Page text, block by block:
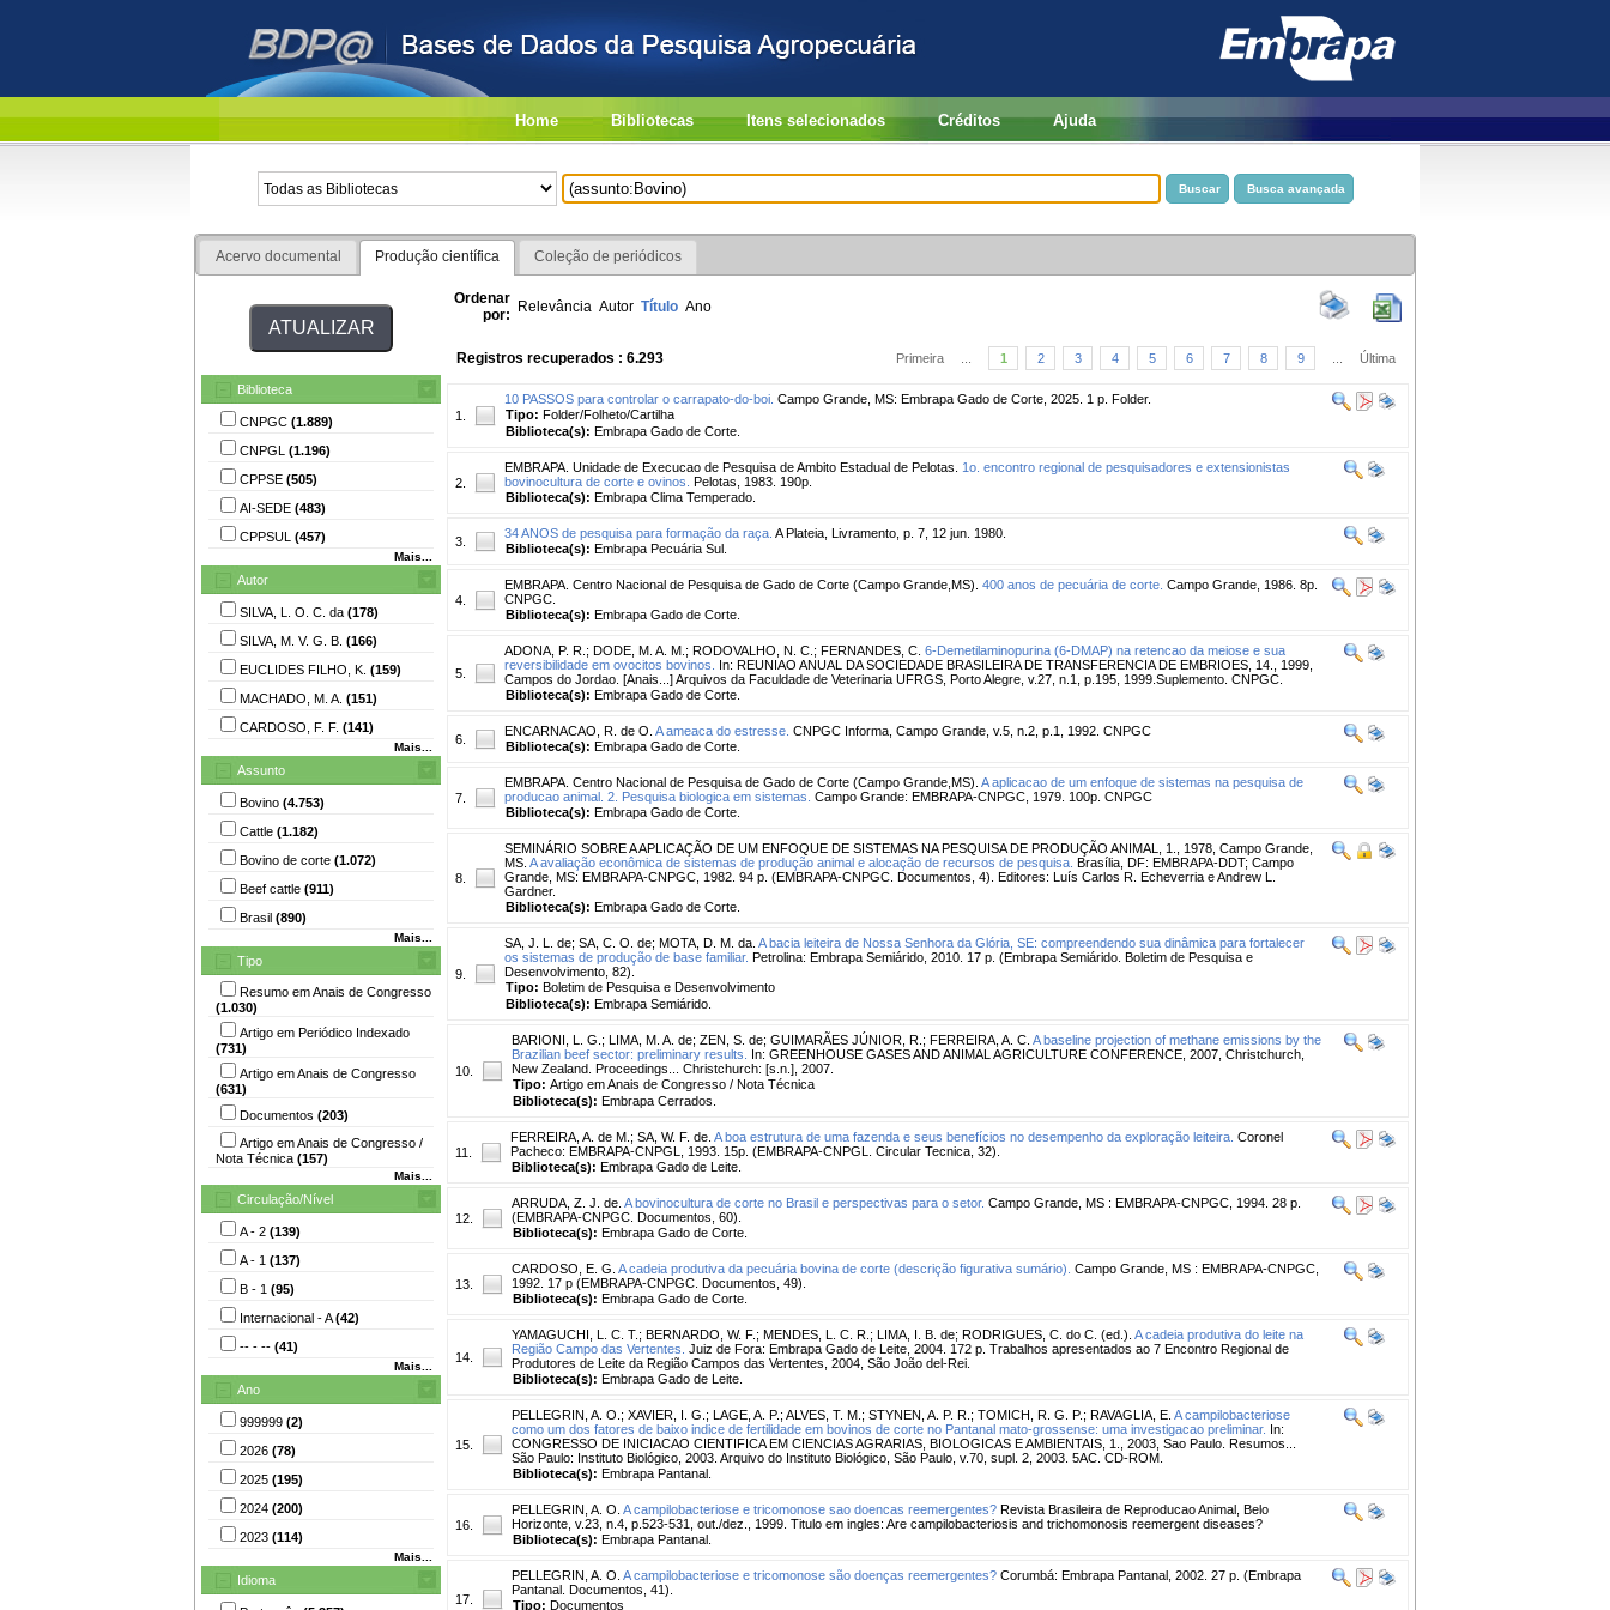
Home Bibliotecas Itens selecionados Créditos Ajuda
Acervo documental Produção científica Coleção de periódicos
Biblioteca
CNPGC (1.889)
CNPGL (1.196)
CPPSE (505)
AI-SEDE (483)
CPPSUL (457)
Mais...
Autor
SILVA, L. O. C. da (178)
SILVA, M. V. G. B. (166)
EUCLIDES FILHO, K. (159)
MACHADO, M. A. (151)
CARDOSO, F. F. (141)
Mais...
Assunto
Bovino (4.753)
Cattle (1.182)
Bovino de corte (1.072)
Beef cattle (911)
Brasil (890)
Mais...
Tipo
Resumo em Anais de Congresso
(1.030)
Artigo em Periódico Indexado
(731)
Artigo em Anais de Congresso
(631)
Documentos (203)
Artigo em Anais de Congresso /
Nota Técnica (157)
Mais...
Circulação/Nível
A - 2 (139)
A - 1 (137)
B - 1 (95)
Internacional - A(42)
-- - -- (41)
Mais...
Ano
999999 (2)
2026 (78)
2025 (195)
2024 (200)
2023 (114)
Mais...
Idioma
Ordenar
por: Relevância Autor Título Ano
Registros recuperados : 6.293 Primeira 1 2 3 4 5 6 7 8 9 Última
1.
10 PASSOS para controlar o carrapato-do-boi. Campo Grande, MS: Embrapa Gado de Corte, 2025. 1 p. Folder.
Tipo: Folder/Folheto/Cartilha
Biblioteca(s): Embrapa Gado de Corte.
2.
EMBRAPA. Unidade de Execucao de Pesquisa de Ambito Estadual de Pelotas.
1o. encontro regional de pesquisadores e extensionistas
bovinocultura de corte e ovinos. Pelotas, 1983. 190p.
Biblioteca(s): Embrapa Clima Temperado.
3.
34 ANOS de pesquisa para formação da raça. A Plateia, Livramento, p. 7, 12 jun. 1980.
Biblioteca(s): Embrapa Pecuária Sul.
4.
EMBRAPA. Centro Nacional de Pesquisa de Gado de Corte (Campo Grande,MS). 400 anos de pecuária de corte. Campo Grande, 1986. 8p.
CNPGC.
Biblioteca(s): Embrapa Gado de Corte.
5.
ADONA, P. R. ; DODE, M. A. M. ; RODOVALHO, N. C. ; FERNANDES, C. 6-Demetilaminopurina (6-DMAP) na retencao da meiose e sua
reversibilidade em ovocitos bovinos.
In: REUNIAO ANUAL DA SOCIEDADE BRASILEIRA DE TRANSFERENCIA DE EMBRIOES, 14., 1999,
Campos do Jordao. [Anais...] Arquivos da Faculdade de Veterinaria UFRGS, Porto Alegre, v.27, n.1, p.195, 1999.Suplemento. CNPGC.
Biblioteca(s): Embrapa Gado de Corte.
6.
ENCARNACAO, R. de O. A ameaca do estresse. CNPGC Informa, Campo Grande, v.5, n.2, p.1, 1992. CNPGC
Biblioteca(s): Embrapa Gado de Corte.
7.
EMBRAPA. Centro Nacional de Pesquisa de Gado de Corte (Campo Grande,MS). A aplicacao de um enfoque de sistemas na pesquisa de
producao animal. 2. Pesquisa biologica em sistemas. Campo Grande: EMBRAPA-CNPGC, 1979. 100p. CNPGC
Biblioteca(s): Embrapa Gado de Corte.
8.
SEMINÁRIO SOBRE A APLICAÇÃO DE UM ENFOQUE DE SISTEMAS NA PESQUISA DE PRODUÇÃO ANIMAL, 1., 1978, Campo Grande,
MS. A avaliação econômica de sistemas de produção animal e alocação de recursos de pesquisa. Brasília, DF: EMBRAPA-DDT; Campo
Grande, MS: EMBRAPA-CNPGC, 1982. 94 p. (EMBRAPA-CNPGC. Documentos, 4). Editores: Luís Carlos R. Echeverria e Andrew L.
Gardner.
Biblioteca(s): Embrapa Gado de Corte.
9.
SA, J. L. de; SA, C. O. de; MOTA, D. M. da. A bacia leiteira de Nossa Senhora da Glória, SE: compreendendo sua dinâmica para fortalecer
os sistemas de produção de base familiar. Petrolina: Embrapa Semiárido, 2010. 17 p. (Embrapa Semiárido. Boletim de Pesquisa e
Desenvolvimento, 82).
Tipo: Boletim de Pesquisa e Desenvolvimento
Biblioteca(s): Embrapa Semiárido.
10.
BARIONI, L. G. ; LIMA, M. A. de; ZEN, S. de; GUIMARÃES JÚNIOR, R. ; FERREIRA, A. C. A baseline projection of methane emissions by the
Brazilian beef sector: preliminary results.
In: GREENHOUSE GASES AND ANIMAL AGRICULTURE CONFERENCE, 2007, Christchurch,
New Zealand. Proceedings... Christchurch: [s.n.], 2007.
Tipo: Artigo em Anais de Congresso / Nota Técnica
Biblioteca(s): Embrapa Cerrados.
11.
FERREIRA, A. de M. ; SA, W. F. de. A boa estrutura de uma fazenda e seus benefícios no desempenho da exploração leiteira. Coronel
Pacheco: EMBRAPA-CNPGL, 1993. 15p. (EMBRAPA-CNPGL. Circular Tecnica, 32).
Biblioteca(s): Embrapa Gado de Leite.
12.
ARRUDA, Z. J. de. A bovinocultura de corte no Brasil e perspectivas para o setor. Campo Grande, MS : EMBRAPA-CNPGC, 1994. 28 p.
(EMBRAPA-CNPGC. Documentos, 60).
Biblioteca(s): Embrapa Gado de Corte.
13.
CARDOSO, E. G. A cadeia produtiva da pecuária bovina de corte (descrição figurativa sumário). Campo Grande, MS : EMBRAPA-CNPGC,
1992. 17 p (EMBRAPA-CNPGC. Documentos, 49).
Biblioteca(s): Embrapa Gado de Corte.
14.
YAMAGUCHI, L. C. T. ; BERNARDO, W. F. ; MENDES, L. C. R. ; LIMA, I. B. de; RODRIGUES, C. do C. (ed.). A cadeia produtiva do leite na
Região Campo das Vertentes. Juiz de Fora: Embrapa Gado de Leite, 2004. 172 p. Trabalhos apresentados ao 7 Encontro Regional de
Produtores de Leite da Região Campos das Vertentes, 2004, São João del-Rei.
Biblioteca(s): Embrapa Gado de Leite.
15.
PELLEGRIN, A. O. ; XAVIER, I. G. ; LAGE, A. P. ; ALVES, T. M. ; STYNEN, A. P. R. ; TOMICH, R. G. P. ; RAVAGLIA, E. A campilobacteriose
como um dos fatores de baixo indice de fertilidade em bovinos de corte no Pantanal mato-grossense: uma investigacao preliminar. In:
CONGRESSO DE INICIACAO CIENTIFICA EM CIENCIAS AGRARIAS, BIOLOGICAS E AMBIENTAIS, 1., 2003, Sao Paulo. Resumos...
São Paulo: Instituto Biológico, 2003. Arquivo do Instituto Biológico, São Paulo, v.70, supl. 2, 2003. 5AC. CD-ROM.
Biblioteca(s): Embrapa Pantanal.
16.
PELLEGRIN, A. O. A campilobacteriose e tricomonose sao doencas reemergentes? Revista Brasileira de Reproducao Animal, Belo
Horizonte, v.23, n.4, p.523-531, out./dez., 1999. Titulo em ingles: Are campilobacteriosis and trichomonosis reemergent diseases?
Biblioteca(s): Embrapa Pantanal.
17.
PELLEGRIN, A. O. A campilobacteriose e tricomonose são doenças reemergentes? Corumbá: Embrapa Pantanal, 2002. 27 p. (Embrapa
Pantanal. Documentos, 41).
Tipo: Documentos